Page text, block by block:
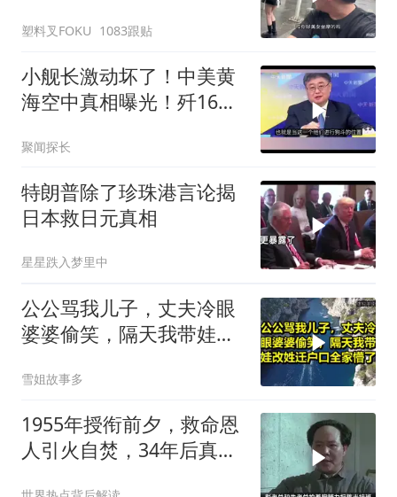
塑料叉FOKU 1083跟贴
小舰长激动坏了！中美黄
海空中真相曝光！歼16狗
对武力！
聚闻探长
特朗普除了珍珠港言论揭
日本救日元真相
星星跌入梦里中
公公骂我儿子，丈夫冷眼
婆婆偷笑，隔天我带娃改
雪姐故事多
1955年授衔前夕，救命恩
人引火自焚，34年后真相